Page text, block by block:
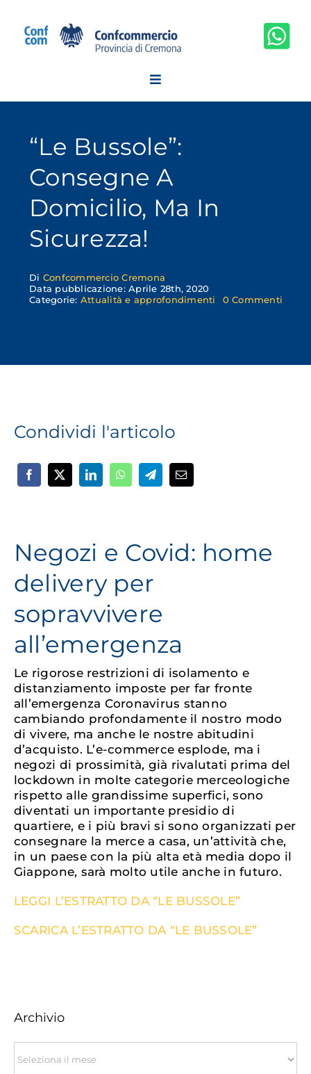
contenuto
“Le Bussole”:
Consegne A
Domicilio, Ma In
Sicurezza!
Di Confcommercio Cremona
Data pubblicazione: Aprile 28th, 2020
Categorie: Attualità e approfondimenti 0 Commenti
ma
Condividi l'articolo
Negozi e Covid: home
delivery per
sopravvivere
all’emergenza
Le rigorose restrizioni di isolamento e
distanziamento imposte per far fronte
all’emergenza Coronavirus stanno
cambiando profondamente il nostro modo
di vivere, ma anche le nostre abitudini
d’acquisto. L’e-commerce esplode, ma i
negozi di prossimità, già rivalutati prima del
lockdown in molte categorie merceologiche
rispetto alle grandissime superfici, sono
diventati un importante presidio di
quartiere, e i più bravi si sono organizzati per
consegnare la merce a casa, un’attività che,
in un paese con la più alta età media dopo il
Giappone, sarà molto utile anche in futuro.
LEGGI L’ESTRATTO DA “LE BUSSOLE”
SCARICA L’ESTRATTO DA “LE BUSSOLE”
Archivio